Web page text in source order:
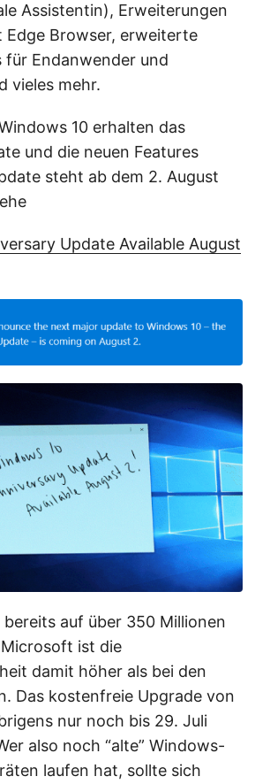
Assistentin), Erweiterungen
Browser, erweiterte
für Endanwender und
vieles mehr.
10 erhalten das
und die neuen Features
steht ab dem 2. August
Update Available August
auf über 350 Millionen
ist die
damit höher als bei den
Das kostenfreie Upgrade von
nur noch bis 29. Juli
also noch “alte” Windows-
laufen hat, sollte sich